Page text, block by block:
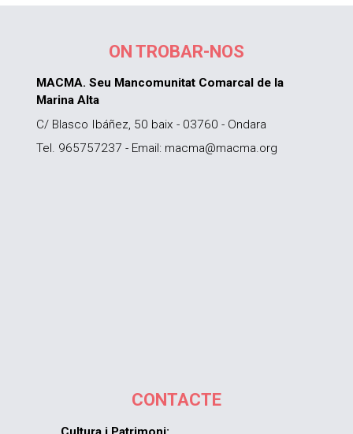
ON TROBAR-NOS
MACMA. Seu Mancomunitat Comarcal de la
Marina Alta
C/ Blasco Ibáñez, 50 baix - 03760 - Ondara
Tel. 965757237 - Email: macma@macma.org
CONTACTE